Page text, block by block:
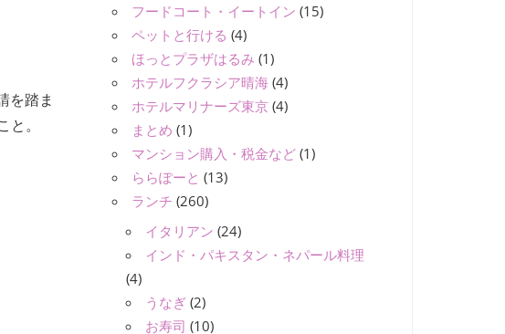
を踏ま
。
フードコート・イートイン (15)
ペットと行ける (4)
ほっとプラザはるみ (1)
ホテルフクラシア晴海 (4)
ホテルマリナーズ東京 (4)
まとめ (1)
マンション購入・税金など (1)
ららぽーと (13)
ランチ (260)
イタリアン (24)
インド・パキスタン・ネパール料理
(4)
うなぎ (2)
お寿司 (10)